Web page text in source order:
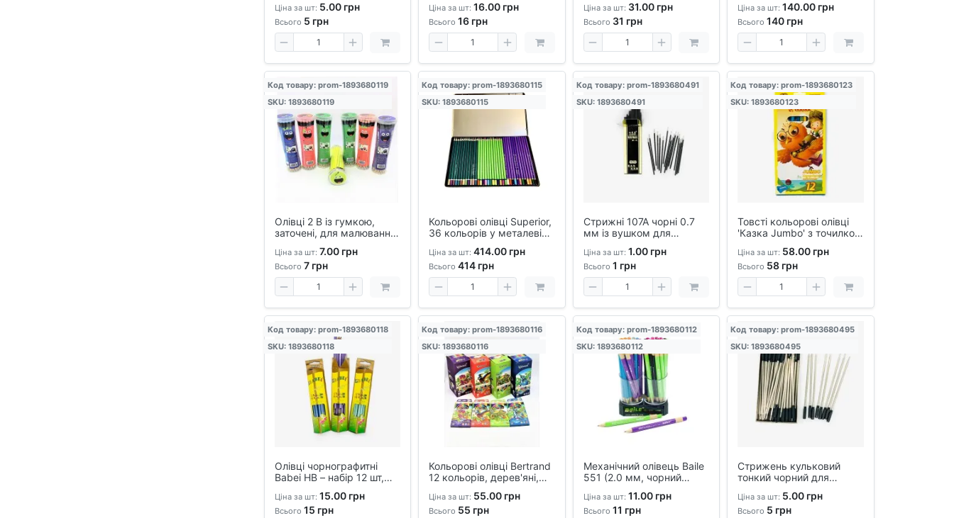
синій, змінний стрижень
пише-стирає
Ціна за шт: 5.00 грн
Всього 5 грн
ковпачки для дітей
Ціна за шт: 16.00 грн
Всього 16 грн
художників, шестигранні
Ціна за шт: 31.00 грн
Всього 31 грн
олівців, дугова вітринна
стійка
Ціна за шт: 140.00 грн
Всього 140 грн
Олівці 2 В із гумкою,
заточені, для малювання
Код товару: prom-1893680119
SKU: 1893680119
Ціна за шт: 7.00 грн
Всього 7грн
Кольорові олівці Superior,
36 кольорів у металевій
Код товару: prom-1893680115
SKU: 1893680115
Ціна за шт: 414.00 грн
Всього 414 грн
Стрижні 107А чорні 0.7
мм із вушком для
писальні елементи
Код товару: prom-1893680491
SKU: 1893680491
Ціна за шт: 1.00 грн
Всього 1 грн
Товсті кольорові олівці
'Казка Jumbo' з точилкою
тригранні, м'які, у
пластиковому пеналі
Код товару: prom-1893680123
SKU: 1893680123
Ціна за шт: 58.00 грн
Всього 58 грн
Олівці чорнографитні
Babei HB – набір 12 шт,
та креслення
Код товару: prom-1893680118
SKU: 1893680118
Ціна за шт: 15.00 грн
Всього 15 грн
Кольорові олівці Bertrand
12 кольорів, дерев'яні,
творчості
Код товару: prom-1893680116
SKU: 1893680116
Ціна за шт: 55.00 грн
Всього 55 грн
Механічний олівець Baile
551 (2.0 мм, чорний
олівці
Код товару: prom-1893680112
SKU: 1893680112
Ціна за шт: 11.00 грн
Всього 11 грн
Стрижень кульковий
тонкий чорний для
алюмінієвий корпус,
універсальний розмір
Код товару: prom-1893680495
SKU: 1893680495
Ціна за шт: 5.00 грн
Всього 5 грн